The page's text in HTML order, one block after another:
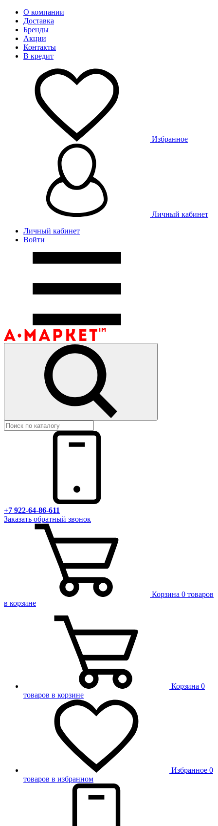
О компании
Доставка
Бренды
Акции
Контакты
В кредит
Избранное
Личный кабинет
Личный кабинет
Войти
+7 922-64-86-611
Заказать обратный звонок
Корзина 0 товаров
в корзине
Корзина 0
товаров в корзине
Избранное 0
товаров в избранном